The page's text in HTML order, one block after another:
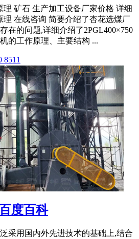
理 矿石 生产加工设备厂家价格 详细
理 在线咨询 简要介绍了杏花选煤厂
在的问题,详细介绍了2PGL400×750
的工作原理、主要结构 ...
8511
度百科
采用国内外先进技术的基础上,结合